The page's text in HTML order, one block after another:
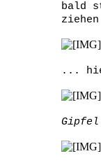
bald
...